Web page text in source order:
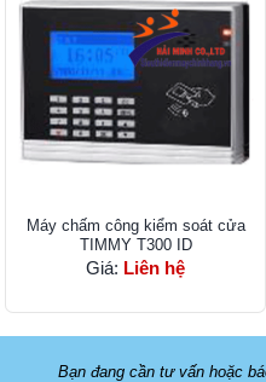
Máy chấm công kiểm soát cửa
TIMMY T300 ID
Giá: Liên hệ
Bạn đang cần tư vấn hoặc